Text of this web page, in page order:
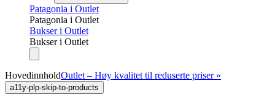
Patagonia i Outlet
Patagonia i Outlet
Bukser i Outlet
Bukser i Outlet
HovedinnholdOutlet – Høy kvalitet til reduserte priser »
a11y-plp-skip-to-products